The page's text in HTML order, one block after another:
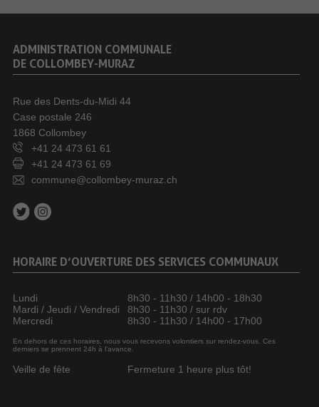
ADMINISTRATION COMMUNALE
DE COLLOMBEY-MURAZ
Rue des Dents-du-Midi 44
Case postale 246
1868 Collombey
+41 24 473 61 61
+41 24 473 61 69
commune@collombey-muraz.ch
HORAIRE D’OUVERTURE DES SERVICES COMMUNAUX
Lundi
8h30 - 11h30 / 14h00 - 18h30
Mardi / Jeudi / Vendredi
8h30 - 11h30 / sur rdv
Mercredi
8h30 - 11h30 / 14h00 - 17h00
En dehors de ces horaires, nous vous recevons volontiers sur rendez-vous. Ces
derniers se prennent 24h à l’avance.
Veille de fête Fermeture 1 heure plus tôt!